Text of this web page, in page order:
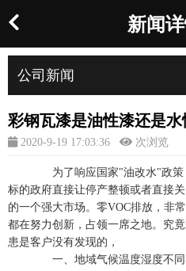
新闻
公司新闻
彩钢瓦漆是油性漆还是水
2020-9-19 17:03:36 次浏览
为了响应国家"油改水"政策
标的政府直接让停产整顿或者直接
的一个强大市场。零VOC排放，非
都在努力创新，占领一席之地。究
患是客户没有发现的，
一、地域气候温度湿度不同